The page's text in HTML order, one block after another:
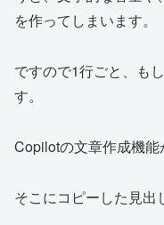
を作ってしまいます。
ですので1行ごと、も
す。
Copilotの文章作成機能
そこにコピーした見出